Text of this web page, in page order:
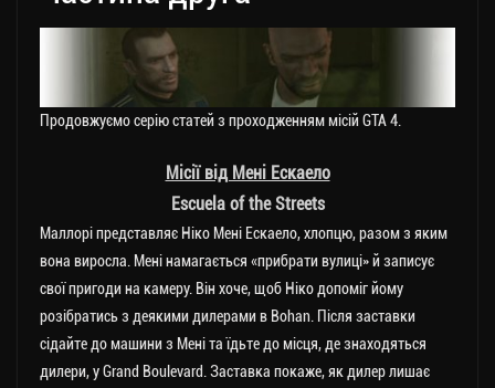
Продовжуємо серію статей з проходженням місій GTA 4.
Місії від Мені Ескаело
Escuela of the Streets
Маллорі представляє Ніко Мені Ескаело, хлопцю, разом з яким
вона виросла. Мені намагається «прибрати вулиці» й записує
свої пригоди на камеру. Він хоче, щоб Ніко допоміг йому
розібратись з деякими дилерами в Bohan. Після заставки
сідайте до машини з Мені та їдьте до місця, де знаходяться
дилери, у Grand Boulevard. Заставка покаже, як дилер лишає